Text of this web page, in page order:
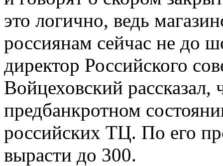
это логично, ведь
россиянам сейчас не до
директор Российского
Войцеховский рассказал,
предбанкротном
российских ТЦ. По его
вырасти до 300.